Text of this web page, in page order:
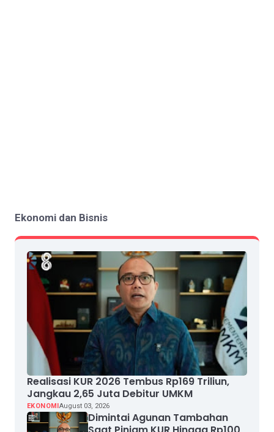
Ekonomi dan Bisnis
Realisasi KUR 2026 Tembus Rp169 Triliun,
Jangkau 2,65 Juta Debitur UMKM
EKONOMIAugust 03, 2026
Dimintai Agunan Tambahan